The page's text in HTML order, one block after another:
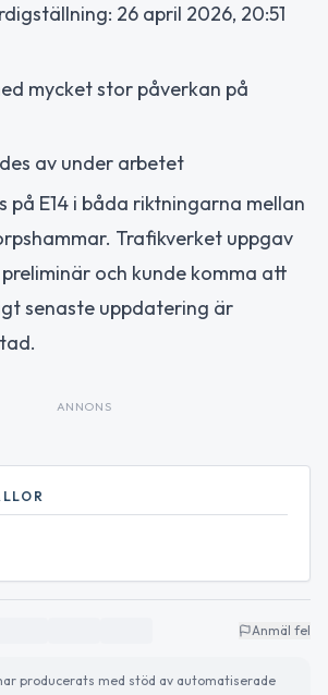
26 april 2026, 20:51
mycket stor påverkan på
av under arbetet
E14 i båda riktningarna mellan
Trafikverket uppgav
och kunde komma att
senaste uppdatering är
ANNONS
Anmäl fel
producerats med stöd av automatiserade